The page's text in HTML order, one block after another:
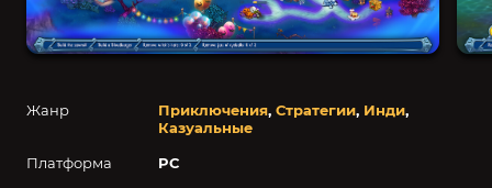
Жанр Приключения, Стратегии, Инди,
Казуальные
Платформа
PC